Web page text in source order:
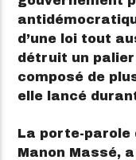
d’une loi tout
détruit un
composé de
elle lancé
La porte-parole
Manon Massé,